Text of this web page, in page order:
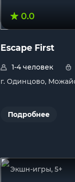
0.0
Escape First
1-4 человек
г. Одинцово,
Подробнее
Экшн-игры, 5+